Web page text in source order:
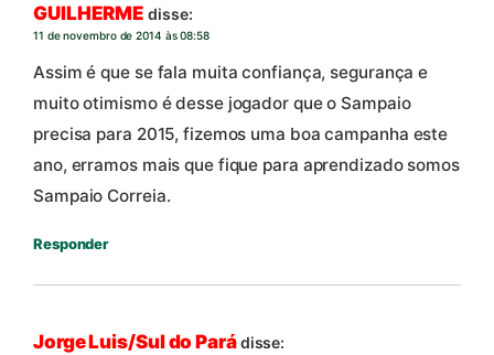
GUILHERME disse:
11 de novembro de 2014 às 08:58
Assim é que se fala muita confiança, segurança e
muito otimismo é desse jogador que o Sampaio
precisa para 2015, fizemos uma boa campanha este
ano, erramos mais que fique para aprendizado somos
Sampaio Correia.
Responder
Jorge Luis/Sul do Parádisse: